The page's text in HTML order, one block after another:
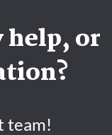
help, or
team!